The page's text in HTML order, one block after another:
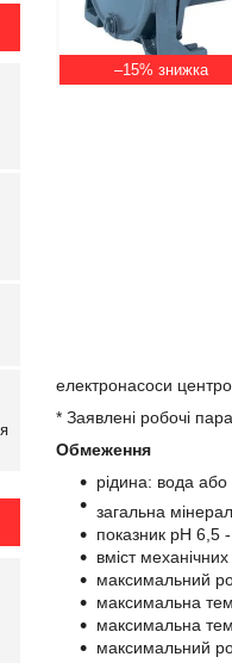
–15%
електронасоси
* Заявлені робочі
Обмеження
рідина: вода або
загальна
показник pH 6,5
вміст
максимальний
максимальна
максимальна
максимальний